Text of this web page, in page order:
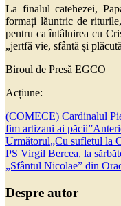
La finalul catehezei,
formați lăuntric de
pentru ca întâlnirea cu
„jertfă vie, sfântă și
Biroul de Presă EGCO
Acțiune:
(COMECE) Cardinalul
fim artizani ai păcii”
Următorul„Cu sufletul la
PS Virgil Bercea, la
„Sfântul Nicolae” din
Despre autor